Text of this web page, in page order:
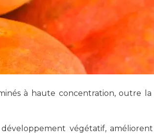
à haute concentration, outre la
développement végétatif,